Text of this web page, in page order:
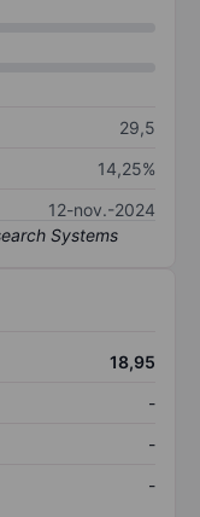
29,5
14,25%
12-nov.-2024
18,95
-
-
-